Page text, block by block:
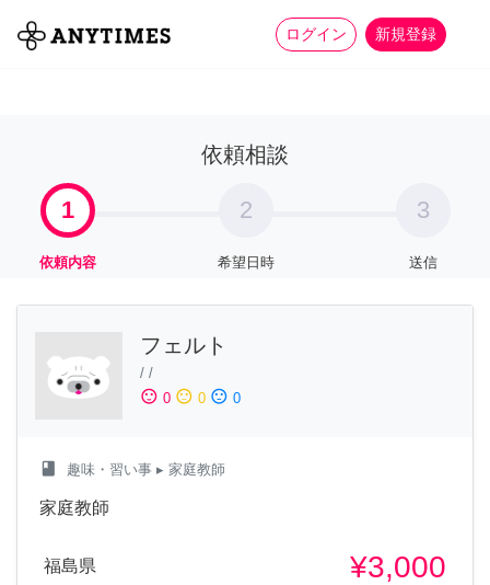
ログイン 新規登録
全て 家事 more_horiz
依頼相談
1
依頼内容
2
希望日時
3
送信
フェルト
/ /
sentiment_satisfied 0 sentiment_neutral 0 sentiment_dissatisfied 0
class 趣味・習い事 ▸ 家庭教師
家庭教師
福島県 ¥3,000